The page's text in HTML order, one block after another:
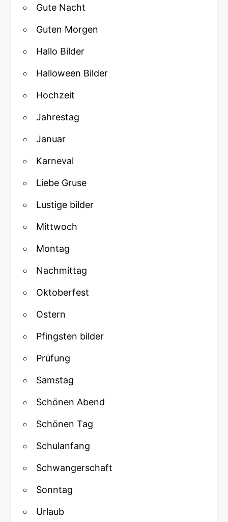
Gute Nacht
Guten Morgen
Hallo Bilder
Halloween Bilder
Hochzeit
Jahrestag
Januar
Karneval
Liebe Gruse
Lustige bilder
Mittwoch
Montag
Nachmittag
Oktoberfest
Ostern
Pfingsten bilder
Prüfung
Samstag
Schönen Abend
Schönen Tag
Schulanfang
Schwangerschaft
Sonntag
Urlaub